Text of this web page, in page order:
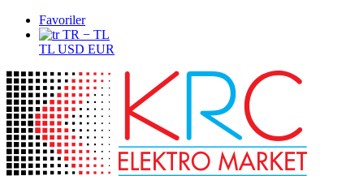
Favoriler
TR − TL
TL USD EUR